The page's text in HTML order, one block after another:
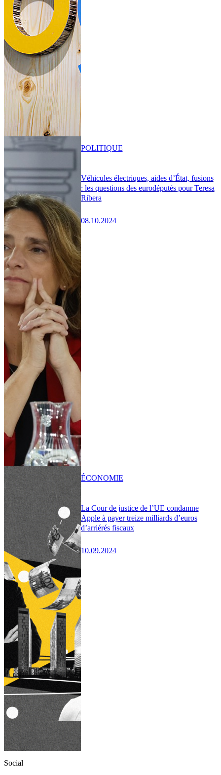
Véhicules électriques, aides d’État, fusions
: les questions des eurodéputés pour Teresa
Ribera
08.10.2024
POLITIQUE
La Cour de justice de l’UE condamne
Apple à payer treize milliards d’euros
d’arriérés fiscaux
10.09.2024
ÉCONOMIE
Social